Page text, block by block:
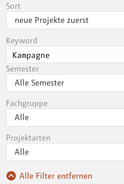
Sort
Keyword
Semester
Fachgruppe
Projektarten
Alle Filter entfernen